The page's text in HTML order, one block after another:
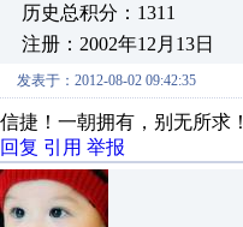
历史总积分：1311
注册：2002年12月13日
发表于：2012-08-02 09:42:35
信捷！一朝拥有，别无所求！
回复 引用 举报